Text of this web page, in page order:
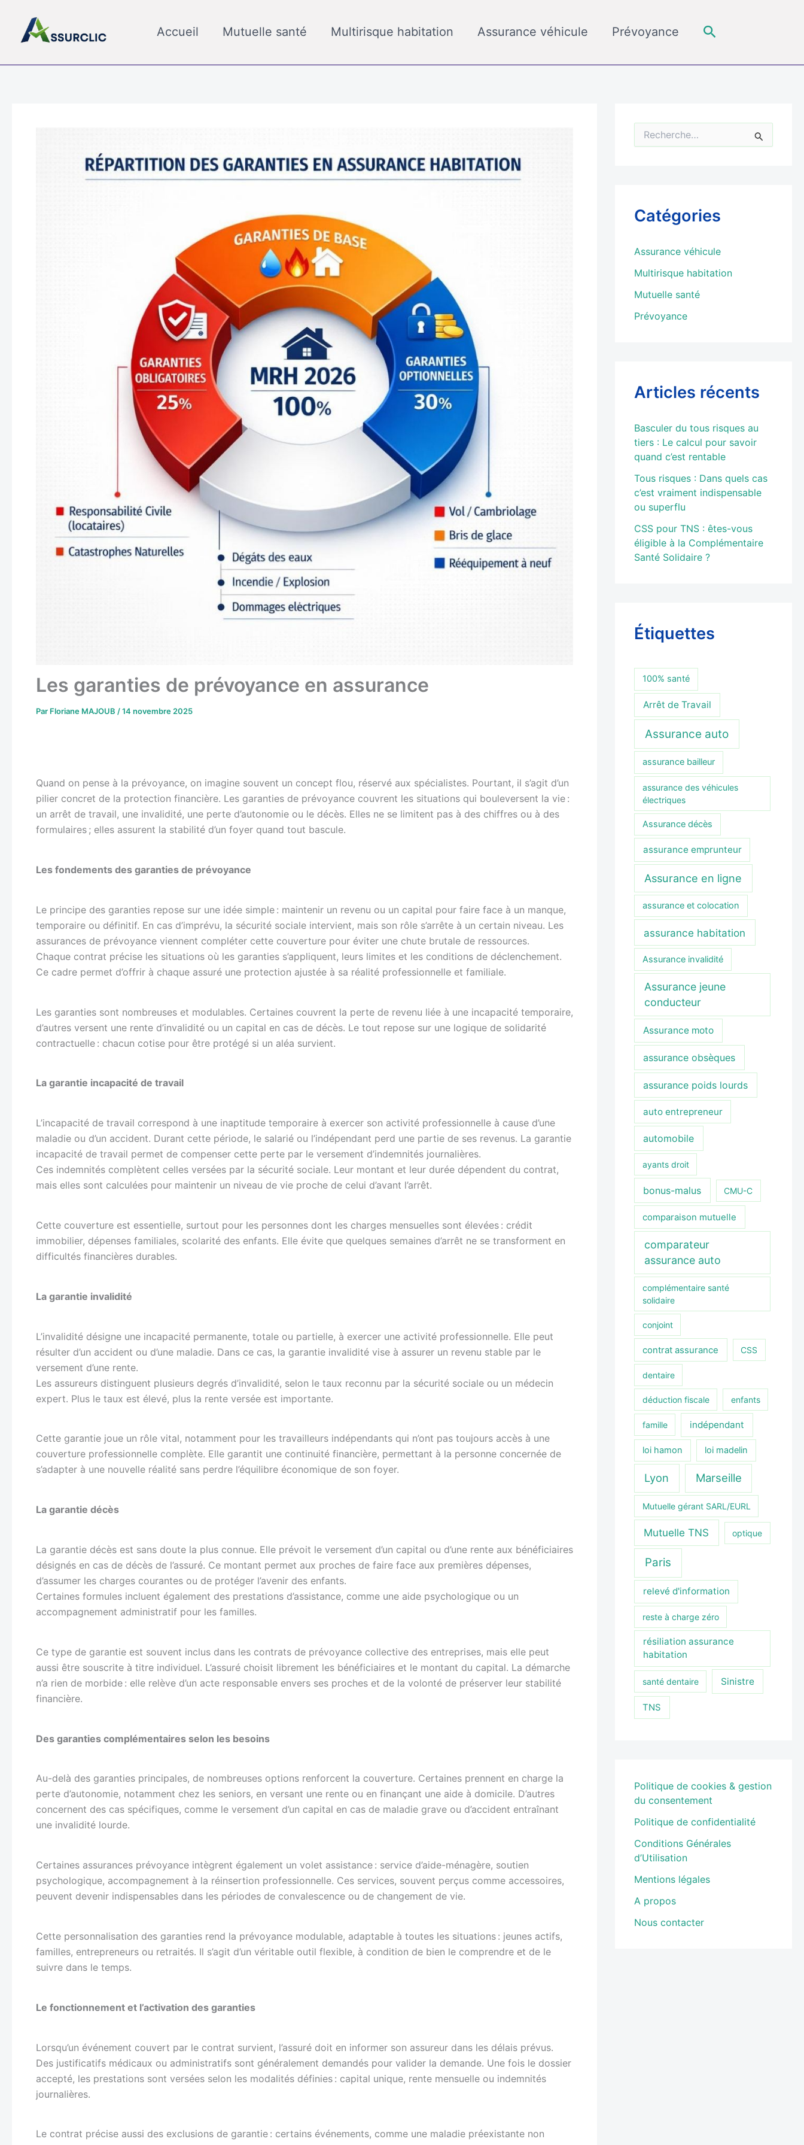
contenu
Accueil Mutuelle santé Multirisque habitation Assurance véhicule Prévoyance Rechercher
Les garanties de prévoyance en assurance
Par Floriane MAJOUB /14 novembre 2025
Quand on pense à la prévoyance, on imagine souvent un concept flou, réservé aux spécialistes. Pourtant, il s’agit d’un
pilier concret de la protection financière. Les garanties de prévoyance couvrent les situations qui bouleversent la vie :
un arrêt de travail, une invalidité, une perte d’autonomie ou le décès. Elles ne se limitent pas à des chiffres ou à des
formulaires ; elles assurent la stabilité d’un foyer quand tout bascule.
Les fondements des garanties de prévoyance
Le principe des garanties repose sur une idée simple : maintenir un revenu ou un capital pour faire face à un manque,
temporaire ou définitif. En cas d’imprévu, la sécurité sociale intervient, mais son rôle s’arrête à un certain niveau. Les
assurances de prévoyance viennent compléter cette couverture pour éviter une chute brutale de ressources.
Chaque contrat précise les situations où les garanties s’appliquent, leurs limites et les conditions de déclenchement.
Ce cadre permet d’offrir à chaque assuré une protection ajustée à sa réalité professionnelle et familiale.
Les garanties sont nombreuses et modulables. Certaines couvrent la perte de revenu liée à une incapacité temporaire,
d’autres versent une rente d’invalidité ou un capital en cas de décès. Le tout repose sur une logique de solidarité
contractuelle : chacun cotise pour être protégé si un aléa survient.
La garantie incapacité de travail
L’incapacité de travail correspond à une inaptitude temporaire à exercer son activité professionnelle à cause d’une
maladie ou d’un accident. Durant cette période, le salarié ou l’indépendant perd une partie de ses revenus. La garantie
incapacité de travail permet de compenser cette perte par le versement d’indemnités journalières.
Ces indemnités complètent celles versées par la sécurité sociale. Leur montant et leur durée dépendent du contrat,
mais elles sont calculées pour maintenir un niveau de vie proche de celui d’avant l’arrêt.
Cette couverture est essentielle, surtout pour les personnes dont les charges mensuelles sont élevées : crédit
immobilier, dépenses familiales, scolarité des enfants. Elle évite que quelques semaines d’arrêt ne se transforment en
difficultés financières durables.
La garantie invalidité
L’invalidité désigne une incapacité permanente, totale ou partielle, à exercer une activité professionnelle. Elle peut
résulter d’un accident ou d’une maladie. Dans ce cas, la garantie invalidité vise à assurer un revenu stable par le
versement d’une rente.
Les assureurs distinguent plusieurs degrés d’invalidité, selon le taux reconnu par la sécurité sociale ou un médecin
expert. Plus le taux est élevé, plus la rente versée est importante.
Cette garantie joue un rôle vital, notamment pour les travailleurs indépendants qui n’ont pas toujours accès à une
couverture professionnelle complète. Elle garantit une continuité financière, permettant à la personne concernée de
s’adapter à une nouvelle réalité sans perdre l’équilibre économique de son foyer.
La garantie décès
La garantie décès est sans doute la plus connue. Elle prévoit le versement d’un capital ou d’une rente aux bénéficiaires
désignés en cas de décès de l’assuré. Ce montant permet aux proches de faire face aux premières dépenses,
d’assumer les charges courantes ou de protéger l’avenir des enfants.
Certaines formules incluent également des prestations d’assistance, comme une aide psychologique ou un
accompagnement administratif pour les familles.
Ce type de garantie est souvent inclus dans les contrats de prévoyance collective des entreprises, mais elle peut
aussi être souscrite à titre individuel. L’assuré choisit librement les bénéficiaires et le montant du capital. La démarche
n’a rien de morbide : elle relève d’un acte responsable envers ses proches et de la volonté de préserver leur stabilité
financière.
Des garanties complémentaires selon les besoins
Au-delà des garanties principales, de nombreuses options renforcent la couverture. Certaines prennent en charge la
perte d’autonomie, notamment chez les seniors, en versant une rente ou en finançant une aide à domicile. D’autres
concernent des cas spécifiques, comme le versement d’un capital en cas de maladie grave ou d’accident entraînant
une invalidité lourde.
Certaines assurances prévoyance intègrent également un volet assistance : service d’aide-ménagère, soutien
psychologique, accompagnement à la réinsertion professionnelle. Ces services, souvent perçus comme accessoires,
peuvent devenir indispensables dans les périodes de convalescence ou de changement de vie.
Cette personnalisation des garanties rend la prévoyance modulable, adaptable à toutes les situations : jeunes actifs,
familles, entrepreneurs ou retraités. Il s’agit d’un véritable outil flexible, à condition de bien le comprendre et de le
suivre dans le temps.
Le fonctionnement et l’activation des garanties
Lorsqu’un événement couvert par le contrat survient, l’assuré doit en informer son assureur dans les délais prévus.
Des justificatifs médicaux ou administratifs sont généralement demandés pour valider la demande. Une fois le dossier
accepté, les prestations sont versées selon les modalités définies : capital unique, rente mensuelle ou indemnités
journalières.
Le contrat précise aussi des exclusions de garantie : certains événements, comme une maladie préexistante non
e
h
Catégories
Assurance véhicule
Multirisque habitation
Mutuelle santé
Prévoyance
Articles récents
Basculer du tous risques au
tiers : Le calcul pour savoir
quand c’est rentable
Tous risques : Dans quels cas
c’est vraiment indispensable
ou superflu
CSS pour TNS : êtes-vous
éligible à la Complémentaire
Santé Solidaire ?
Étiquettes
100% santé
Arrêt de Travail
Assurance auto
assurance bailleur
assurance des véhicules
électriques
Assurance décès
assurance emprunteur
Assurance en ligne
assurance et colocation
assurance habitation
Assurance invalidité
Assurance jeune
conducteur
Assurance moto
assurance obsèques
assurance poids lourds
auto entrepreneur
automobile
ayants droit
bonus-malus CMU-C
comparaison mutuelle
comparateur
assurance auto
complémentaire santé
solidaire
conjoint
contrat assurance CSS
dentaire
déduction fiscale enfants
famille indépendant
loi hamon loi madelin
Lyon Marseille
Mutuelle gérant SARL/EURL
Mutuelle TNS optique
Paris
relevé d'information
reste à charge zéro
résiliation assurance
habitation
santé dentaire Sinistre
TNS
Politique de cookies & gestion
du consentement
Politique de confidentialité
Conditions Générales
d’Utilisation
Mentions légales
A propos
Nous contacter